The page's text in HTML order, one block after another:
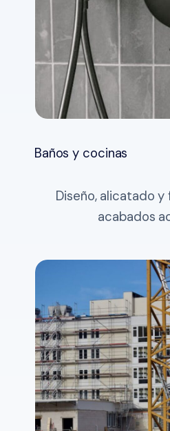
Baños y cocinas
Diseño, alicatado
acabados